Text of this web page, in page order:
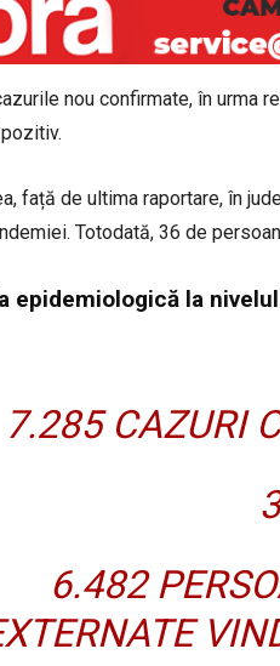
nou confirmate, în urma
față de ultima raportare, în
Totodată, 36 de
epidemiologică la
7.285 CAZURI
6.482